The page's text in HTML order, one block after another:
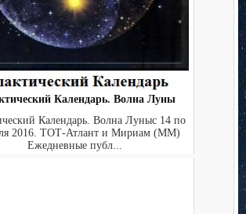
Календарь. Волна Луны
Календарь. Волна Луныс 14 по
2016. ТОТ-Атлант и Мириам (ММ)
Ежедневные публ...